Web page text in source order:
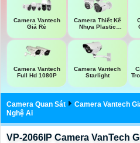
Camera Vantech
Giá Rẻ
Camera Thiết Kế
Nhựa Plastic
Camera Vantech
Full Hd 1080P
Camera Vantech
Starlight
Camera Quan Sát Camera Vantech
Nghệ Ai
VP-2066IP Camera VanTech